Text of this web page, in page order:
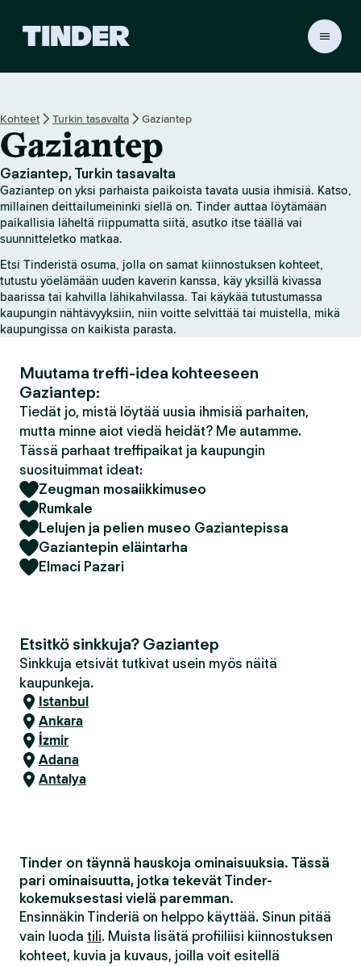
r
i
n
a
l
o
i
s
s
i
v
u
Kohteet Turkin tasavalta Gaziantep
Gaziantep
Gaziantep, Turkin tasavalta
Gaziantep on yksi parhaista paikoista tavata uusia ihmisiä. Katso,
millainen deittailumeininki siellä on. Tinder auttaa löytämään
paikallisia läheltä riippumatta siitä, asutko itse täällä vai
suunnitteletko matkaa.
Etsi Tinderistä osuma, jolla on samat kiinnostuksen kohteet,
tutustu yöelämään uuden kaverin kanssa, käy yksillä kivassa
baarissa tai kahvilla lähikahvilassa. Tai käykää tutustumassa
kaupungin nähtävyyksiin, niin voitte selvittää tai muistella, mikä
kaupungissa on kaikista parasta.
Muutama treffi-idea kohteeseen
Gaziantep:
Tiedät jo, mistä löytää uusia ihmisiä parhaiten,
mutta minne aiot viedä heidät? Me autamme.
Tässä parhaat treffipaikat ja kaupungin
suosituimmat ideat:
Zeugman mosaiikkimuseo
Rumkale
Lelujen ja pelien museo Gaziantepissa
Gaziantepin eläintarha
Elmaci Pazari
Etsitkö sinkkuja? Gaziantep
Sinkkuja etsivät tutkivat usein myös näitä
kaupunkeja.
Istanbul
Ankara
İzmir
Adana
Antalya
Tinder on täynnä hauskoja ominaisuuksia. Tässä
pari ominaisuutta, jotka tekevät Tinder-
kokemuksestasi vielä paremman.
Ensinnäkin Tinderiä on helppo käyttää. Sinun pitää
vain luoda tili. Muista lisätä profiiliisi kiinnostuksen
kohteet, kuvia ja kuvaus, joilla voit esitellä